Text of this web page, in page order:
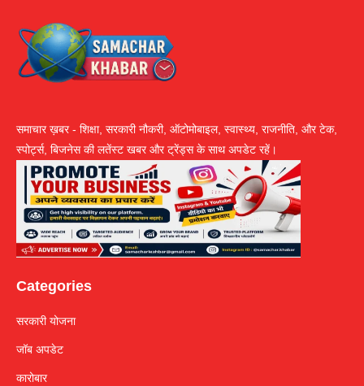
समाचार ख़बर - शिक्षा, सरकारी नौकरी, ऑटोमोबाइल, स्वास्थ्य, राजनीति, और टेक,
स्पोर्ट्स, बिजनेस की लतेंस्ट खबर और ट्रेंड्स के साथ अपडेट रहें।
Categories
सरकारी योजना
जॉब अपडेट
कारोबार